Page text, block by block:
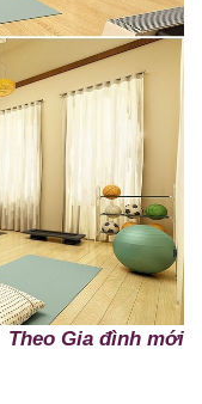
Theo Gia đình mới